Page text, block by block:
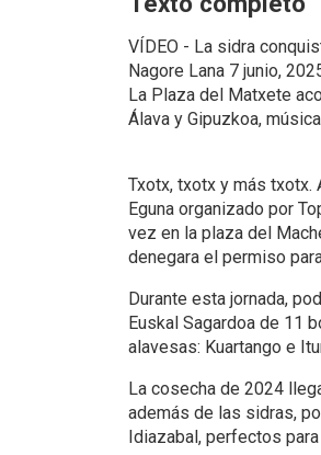
VÍDEO - La sidra
Nagore Lana 7 junio,
La Plaza del Matxete
Álava y Gipuzkoa,
Txotx, txotx y más txotx.
Eguna organizado por
vez en la plaza del
denegara el permiso
Durante esta jornada,
Euskal Sagardoa de 11
alavesas: Kuartango e
La cosecha de 2024
además de las sidras,
Idiazabal, perfectos